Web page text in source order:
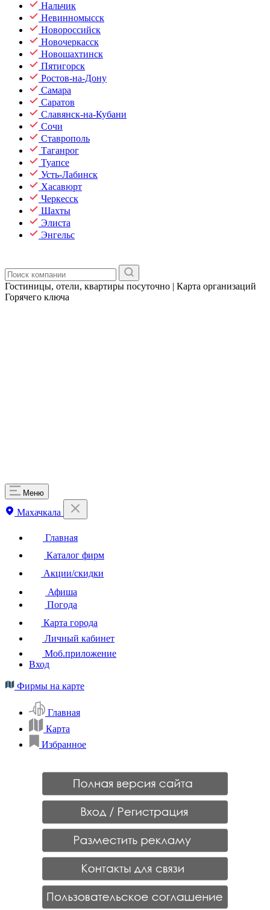
Нальчик
Невинномысск
Новороссийск
Новочеркасск
Новошахтинск
Пятигорск
Ростов-на-Дону
Самара
Саратов
Славянск-на-Кубани
Сочи
Ставрополь
Таганрог
Туапсе
Усть-Лабинск
Хасавюрт
Черкесск
Шахты
Элиста
Энгельс
Гостиницы, отели, квартиры посуточно | Карта организаций
Горячего ключа
Меню
Махачкала
Главная
Каталог фирм
Акции/скидки
Афиша
Погода
Карта города
Личный кабинет
Моб.приложение
Вход
Фирмы на карте
Главная
Карта
Избранное